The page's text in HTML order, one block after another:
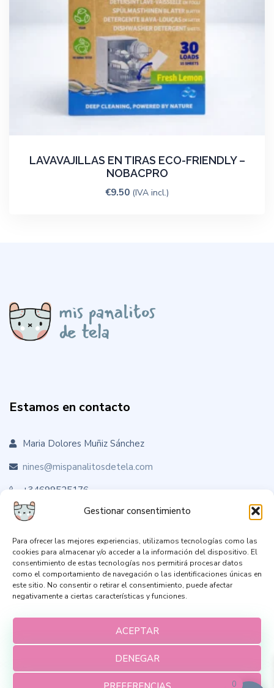
Gestionar consentimiento
Para ofrecer las mejores experiencias, utilizamos tecnologías como las
cookies para almacenar y/o acceder a la información del dispositivo. El
consentimiento de estas tecnologías nos permitirá procesar datos
como el comportamiento de navegación o las identificaciones únicas en
este sitio. No consentir o retirar el consentimiento, puede afectar
negativamente a ciertas características y funciones.
ACEPTAR
DENEGAR
LAVAVAJILLAS EN TIRAS ECO-FRIENDLY –
NOBACPRO
€9.50 (IVA incl.)
Estamos en contacto
Maria Dolores Muñiz Sánchez
nines@mispanalitosdetela.com
+34699525176
Sígueme en RRSS
0